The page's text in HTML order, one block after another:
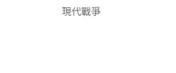
現代戰爭